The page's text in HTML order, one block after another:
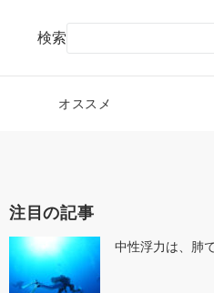
検索
オススメ
注目の記事
中性浮力は、肺